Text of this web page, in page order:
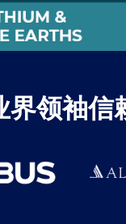
领袖信